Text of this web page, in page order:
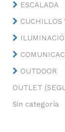
ESCALADA
CUCHILLOS
OUTDOOR
OUTLET
Sin categoría